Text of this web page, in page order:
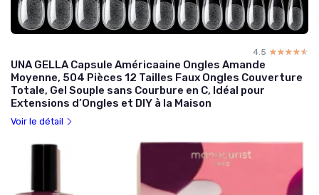
4.5 ☆☆☆☆☆
★★★★★
UNA GELLA Capsule Américaaine Ongles Amande
Moyenne, 504 Pièces 12 Tailles Faux Ongles Couverture
Totale, Gel Souple sans Courbure en C, Idéal pour
Extensions d’Ongles et DIY à la Maison
Voir le détail